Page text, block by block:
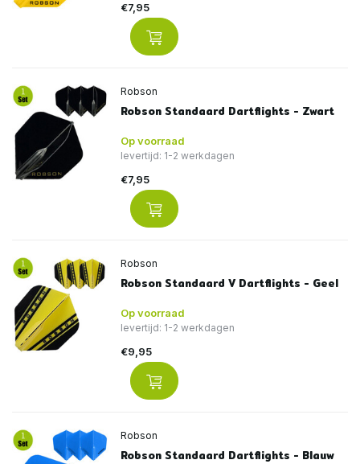
€7,95
Robson
Robson Standaard Dartflights - Zwart
Op voorraad
levertijd: 1-2 werkdagen
€7,95
Robson
Robson Standaard V Dartflights - Geel
Op voorraad
levertijd: 1-2 werkdagen
€9,95
Robson
Robson Standaard Dartflights - Blauw